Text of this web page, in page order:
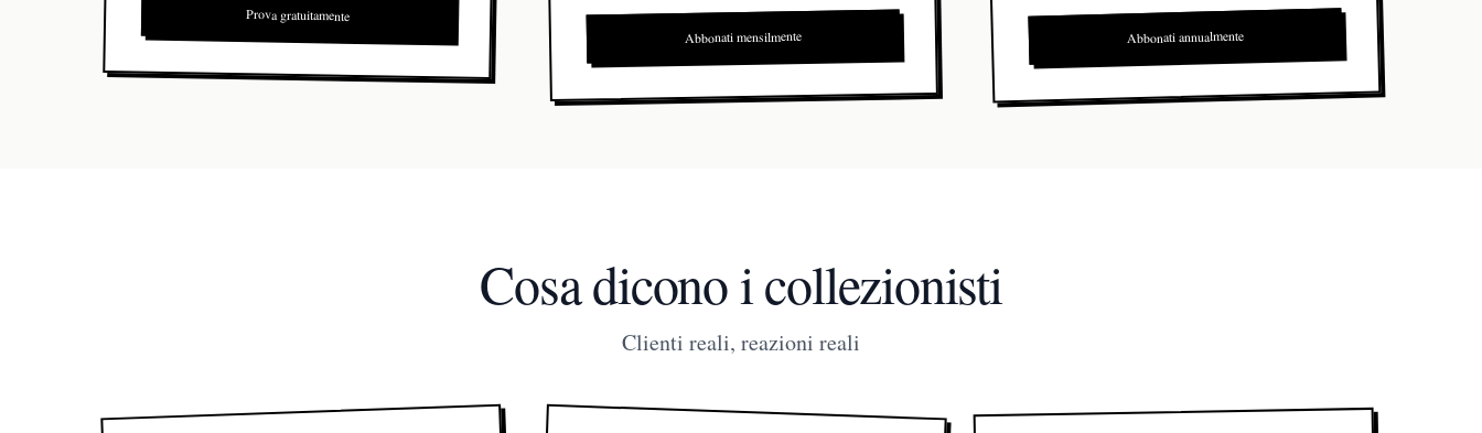
Prova gratuitamente
Abbonati mensilmente Abbonati annualmente
Cosa dicono i collezionisti
Clienti reali, reazioni reali